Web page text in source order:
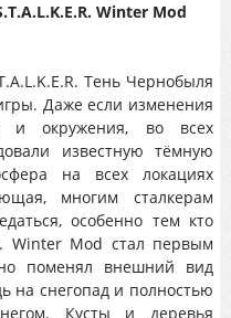
Winter Mod
Тень Чернобыля
Даже если изменения
и окружения, во всех
известную тёмную
на всех локациях
многим сталкерам
особенно тем кто
Winter Mod стал первым
поменял внешний вид
на снегопад и полностью
Кусты и деревья